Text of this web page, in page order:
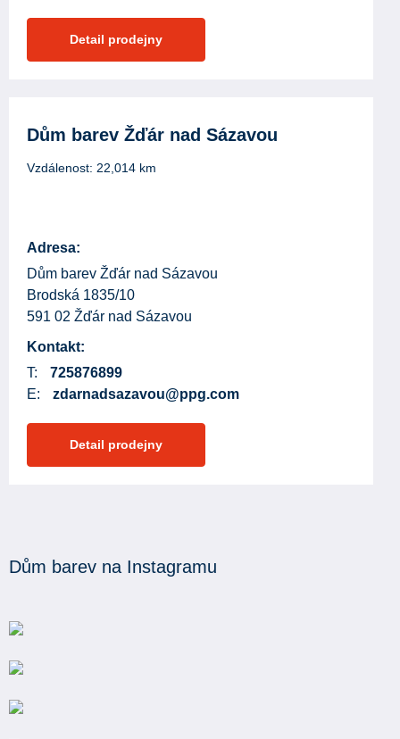
Detail prodejny
Dům barev Žďár nad Sázavou
Vzdálenost: 22,014 km
Adresa:
Dům barev Žďár nad Sázavou
Brodská 1835/10
591 02 Žďár nad Sázavou
Kontakt:
T:
725876899
E:
zdarnadsazavou@ppg.com
Detail prodejny
Dům barev na Instagramu